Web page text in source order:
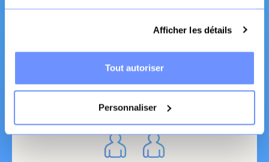
services.
Afficher les détails
Tout autoriser
Personnaliser
Fabrication Française
Canapé et literie